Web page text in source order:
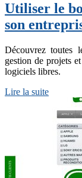
Utiliser le
son
Découvrez toutes
gestion de projets
logiciels libres.
Lire la suite